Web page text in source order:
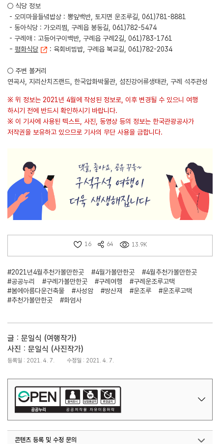
○ 식당 정보
- 오미마을들녘밥상 : 뽕잎백반, 토지면 운조루길, 061)781-8881
- 동아식당 : 가오리찜, 구례읍 봉동길, 061)782-5474
- 구례애 : 고등어구이백반, 구례읍 구례2길, 061)783-1761
- 평화식당 : 육회비빔밥, 구례읍 북교길, 061)782-2034
○ 주변 볼거리
연곡사, 지리산치즈랜드, 한국압화박물관, 섬진강어류생태관, 구례 석주관성
※ 위 정보는 2021년 4월에 작성된 정보로, 이후 변경될 수 있으니 여행
하시기 전에 반드시 확인하시기 바랍니다.
※ 이 기사에 사용된 텍스트, 사진, 동영상 등의 정보는 한국관광공사가
저작권을 보유하고 있으므로 기사의 무단 사용을 금합니다.
16 64 13.9K
#2021년4월추천가볼만한곳 #4월가볼만한곳
#4월추천가볼만한곳
#공공누리
#구례가볼만한곳 #구례여행
#구례운조루고택
#봄에아름다운건축물
#사성암 #쌍산재 #운조루
#운조루고택
#추천가볼만한곳
#화엄사
글 : 문일식 (여행작가)
사진 : 문일식 (사진작가)
등록일 : 2021. 4. 7. 수정일 : 2021. 4. 7.
콘텐츠 등록 및 수정 문의